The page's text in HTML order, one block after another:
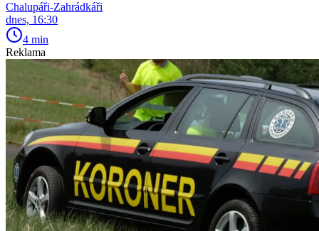
Chalupáři-Zahrádkáři
dnes, 16:30
4 min
Reklama